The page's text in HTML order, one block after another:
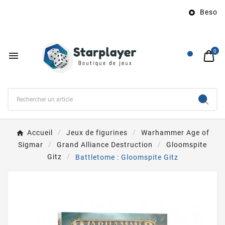
 Besoin
 0
Accueil Jeux de figurines
Warhammer Age of
Sigmar
Grand Alliance Destruction
Gloomspite
Gitz
Battletome : Gloomspite Gitz